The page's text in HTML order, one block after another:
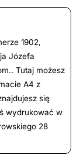
1902,
Józefa
Tutaj możesz
A4 z
się
wydrukować w
28